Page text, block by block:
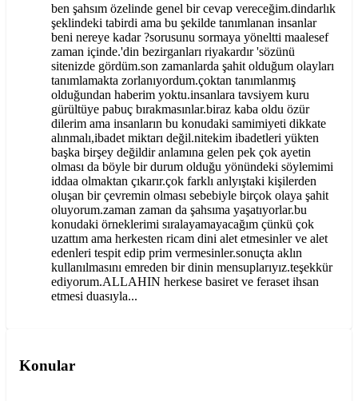
ben şahsım özelinde genel bir cevap vereceğim.dindarlık
şeklindeki tabirdi ama bu şekilde tanımlanan insanlar
beni nereye kadar ?sorusunu sormaya yöneltti maalesef
zaman içinde.'din bezirganları riyakardır 'sözünü
sitenizde gördüm.son zamanlarda şahit olduğum olayları
tanımlamakta zorlanıyordum.çoktan tanımlanmış
olduğundan haberim yoktu.insanlara tavsiyem kuru
gürültüye pabuç bırakmasınlar.biraz kaba oldu özür
dilerim ama insanların bu konudaki samimiyeti dikkate
alınmalı,ibadet miktarı değil.nitekim ibadetleri yükten
başka birşey değildir anlamına gelen pek çok ayetin
olması da böyle bir durum olduğu yönündeki söylemimi
iddaa olmaktan çıkarır.çok farklı anlyıştaki kişilerden
oluşan bir çevremin olması sebebiyle birçok olaya şahit
oluyorum.zaman zaman da şahsıma yaşatıyorlar.bu
konudaki örneklerimi sıralayamayacağım çünkü çok
uzattım ama herkesten ricam dini alet etmesinler ve alet
edenleri tespit edip prim vermesinler.sonuçta aklın
kullanılmasını emreden bir dinin mensuplarıyız.teşekkür
ediyorum.ALLAHIN herkese basiret ve feraset ihsan
etmesi duasıyla...
Konular